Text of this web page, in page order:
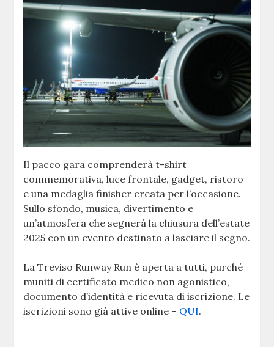
Il pacco gara comprenderà t-shirt
commemorativa, luce frontale, gadget, ristoro
e una medaglia finisher creata per l’occasione.
Sullo sfondo, musica, divertimento e
un’atmosfera che segnerà la chiusura dell’estate
2025 con un evento destinato a lasciare il segno.
La Treviso Runway Run è aperta a tutti, purché
muniti di certificato medico non agonistico,
documento d’identità e ricevuta di iscrizione. Le
iscrizioni sono già attive online – QUI.